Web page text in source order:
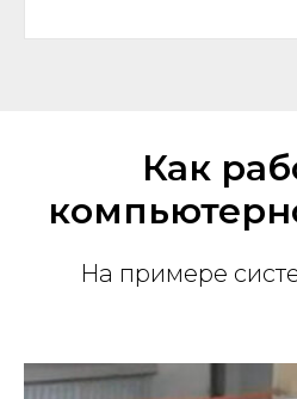
Как
На примере